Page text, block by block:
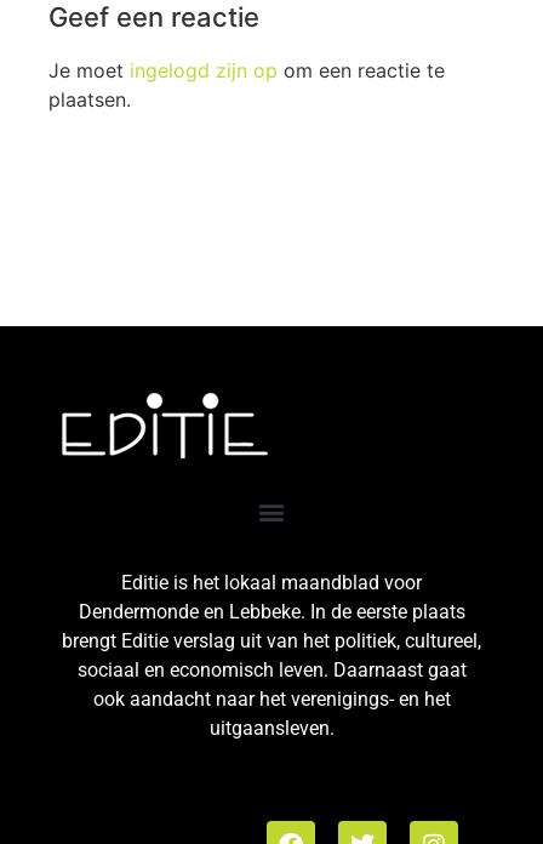
Geef een reactie
Je moet ingelogd zijn op om een reactie te
plaatsen.
Editie is het lokaal maandblad voor
Dendermonde en Lebbeke. In de eerste plaats
brengt Editie verslag uit van het politiek, cultureel,
sociaal en economisch leven. Daarnaast gaat
ook aandacht naar het verenigings- en het
uitgaansleven.